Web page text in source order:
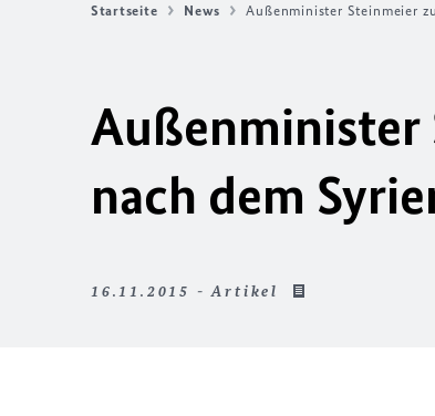
Startseite News Außenminister Steinmeier
Außenminister
nach dem
16.11.2015 - Artikel